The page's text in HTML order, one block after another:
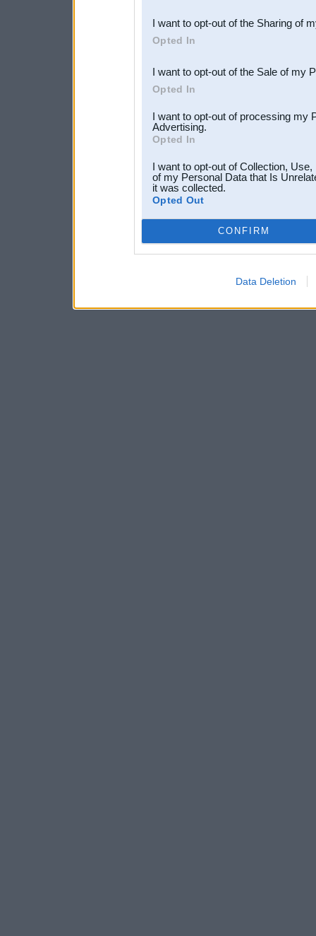
Downstream Participants
third parties.
I want to opt-out of the Sharing of
Opted In
I want to opt-out of the Sale of my
Opted In
I want to opt-out of processing my
Advertising.
Opted In
I want to opt-out of Collection,
of my Personal Data that Is
it was collected.
Opted Out
CONFIRM
Data Deletion